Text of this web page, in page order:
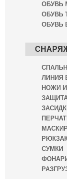
ОБУВЬ
ОБУВЬ
ОБУВЬ
ЛИНИЯ
НОЖИ
СУМКИ